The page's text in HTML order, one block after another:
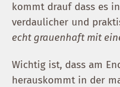
kommt drauf dass es
verdaulicher und
echt grauenhaft mit
Wichtig ist, dass am
herauskommt in der